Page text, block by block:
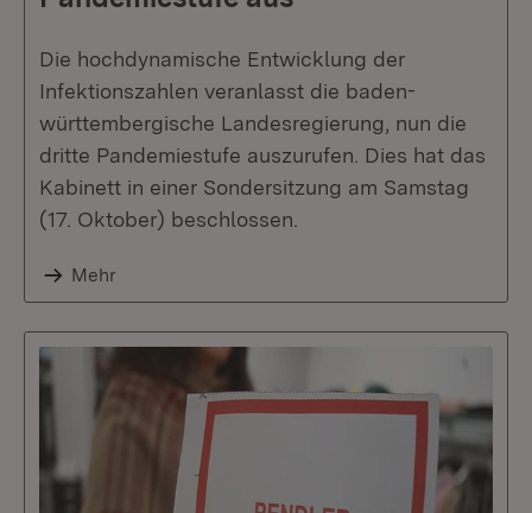
Die hochdynamische Entwicklung der
Infektionszahlen veranlasst die baden-
württembergische Landesregierung, nun die
dritte Pandemiestufe auszurufen. Dies hat das
Kabinett in einer Sondersitzung am Samstag
(17. Oktober) beschlossen.
Mehr